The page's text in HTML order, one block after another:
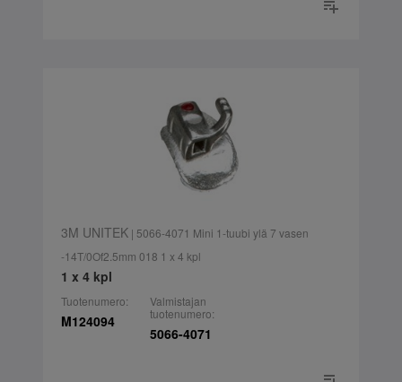
3M UNITEK| 5066-4071 Mini 1-tuubi ylä 7 vasen
-14T/0Of2.5mm 018 1 x 4 kpl
1 x 4 kpl
Tuotenumero:
M124094
Valmistajan
tuotenumero:
5066-4071